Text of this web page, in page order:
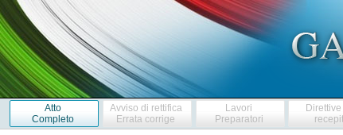
Atto
Completo
Avviso di rettifica
Errata corrige
Lavori
Preparatori
Direttive